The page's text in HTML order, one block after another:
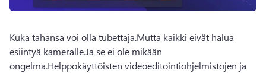
Kuka tahansa voi olla tubettaja.Mutta kaikki eivät halua
esiintyä kameralle.Ja se ei ole mikään
ongelma.Helppokäyttöisten videoeditointiohjelmistojen ja